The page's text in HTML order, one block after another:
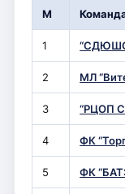
М
1
2 МЛ
3 “РЦОП
4 ФК
5 ФК